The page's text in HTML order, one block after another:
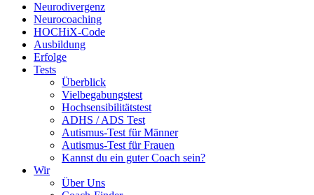
Neurodivergenz
Neurocoaching
HOCHiX-Code
Ausbildung
Erfolge
Tests
Überblick
Vielbegabungstest
Hochsensibilitätstest
ADHS / ADS Test
Autismus-Test für Männer
Autismus-Test für Frauen
Kannst du ein guter Coach sein?
Wir
Über Uns